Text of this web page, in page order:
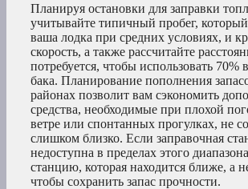
Планируя остановки для заправки
учитывайте типичный пробег,
ваша лодка при средних условиях, и
скорость, а также рассчитайте
потребуется, чтобы использовать 70%
бака. Планирование пополнения
районах позволит вам сэкономить
средства, необходимые при плохой
ветре или спонтанных прогулках, не
слишком близко. Если заправочная
недоступна в пределах этого
станцию, которая находится ближе, а
чтобы сохранить запас прочности.